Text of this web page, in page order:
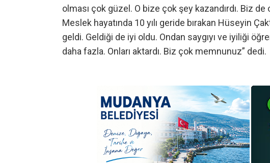
olması çok güzel. O bize çok şey kazandırdı. Biz
Meslek hayatında 10 yılı geride bırakan Hüseyin
geldi. Geldiği de iyi oldu. Ondan saygıyı ve iyiliği
daha fazla. Onları aktardı. Biz çok memnunuz” dedi.